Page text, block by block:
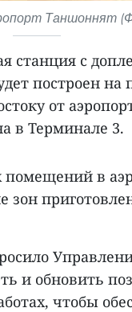
Таншоннят
станция с
построен на
от
в Терминале 3.
в
зон
и обновить
чтобы